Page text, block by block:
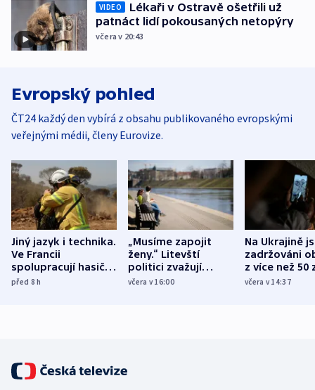
VIDEO
Lékaři v Ostravě ošetřili už
patnáct lidí pokousaných netopýry
včera v 20:43
Evropský pohled
ČT24 každý den vybírá z obsahu publikovaného evropskými
veřejnými médii, členy Eurovize.
Jiný jazyk i technika.
Ve Francii
spolupracují hasiči z
různých zemí
před 8h
„Musíme zapojit
ženy.“ Litevští
politici zvažují
dohodu o
včera v 16:00
Na Ukrajině
zadržováni
z více než 50
Bojovali na
včera v 14:37